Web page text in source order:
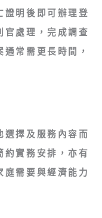
證明後即可辦理登
官處理，完成調查
常需更長時間，
選擇及服務內容而
約實務安排，亦有
庭需要與經濟能力